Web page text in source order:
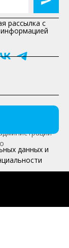
данных и
рассылка с